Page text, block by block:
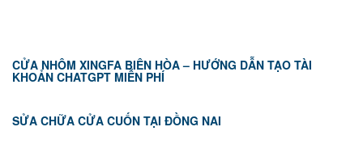
CỬA NHÔM XINGFA BIÊN HÒA – HƯỚNG DẪN TẠO TÀI
KHOẢN CHATGPT MIỄN PHÍ
SỬA CHỮA CỬA CUỐN TẠI ĐỒNG NAI